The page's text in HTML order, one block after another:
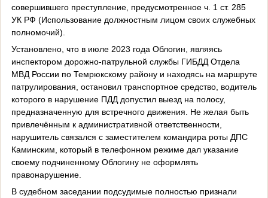
совершившего преступление, предусмотренное ч. 1 ст. 285
УК РФ (Использование должностным лицом своих служебных
полномочий).
Установлено, что в июле 2023 года Облогин, являясь
инспектором дорожно-патрульной службы ГИБДД Отдела
МВД России по Темрюкскому району и находясь на маршруте
патрулирования, остановил транспортное средство, водитель
которого в нарушение ПДД допустил выезд на полосу,
предназначенную для встречного движения. Не желая быть
привлечённым к административной ответственности,
нарушитель связался с заместителем командира роты ДПС
Каминским, который в телефонном режиме дал указание
своему подчиненному Облогину не оформлять
правонарушение.
В судебном заседании подсудимые полностью признали